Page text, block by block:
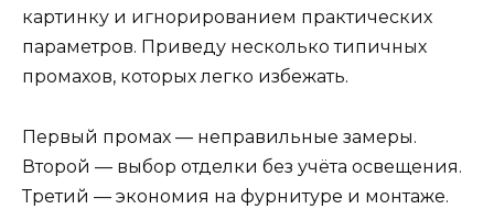
картинку и игнорированием практических
параметров. Приведу несколько типичных
промахов, которых легко избежать.
Первый промах — неправильные замеры.
Второй — выбор отделки без учёта освещения.
Третий — экономия на фурнитуре и монтаже.